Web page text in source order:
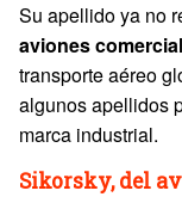
Su apellido ya no
aviones
transporte aéreo
algunos apellidos
marca industrial.
Sikorsky, del